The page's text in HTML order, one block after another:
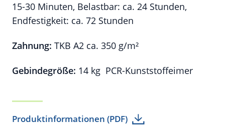
15-30 Minuten, Belastbar: ca. 24 Stunden,
Endfestigkeit: ca. 72 Stunden
Zahnung: TKB A2 ca. 350 g/m²
Gebindegröße: 14 kg PCR-Kunststoffeimer
Produktinformationen (PDF)